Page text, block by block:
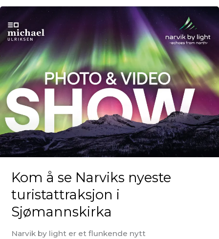
Kom å se Narviks nyeste
turistattraksjon i
Sjømannskirka
Narvik by light er et flunkende nytt